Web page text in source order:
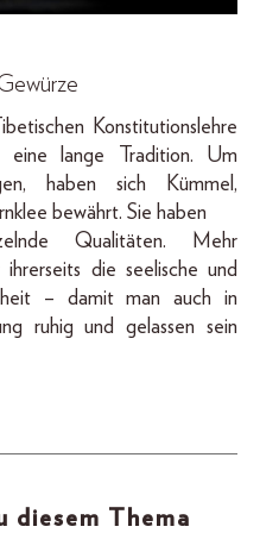
Konstitutionslehre
eine lange Tradition. Um
haben sich Kümmel,
bewährt. Sie haben
Qualitäten. Mehr
die seelische und
– damit man auch in
ruhig und gelassen sein
diesem Thema